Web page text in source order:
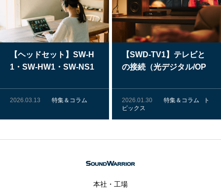
【ヘッドセット】SW-H
1・SW-HW1・SW-NS1
見つけよう！
2026.03.13 特集＆コラム
【SWD-TV1】テレビと
の接続（光デジタル/OP
2026.01.30 特集＆コラム
ト
ピックス
本社・工場